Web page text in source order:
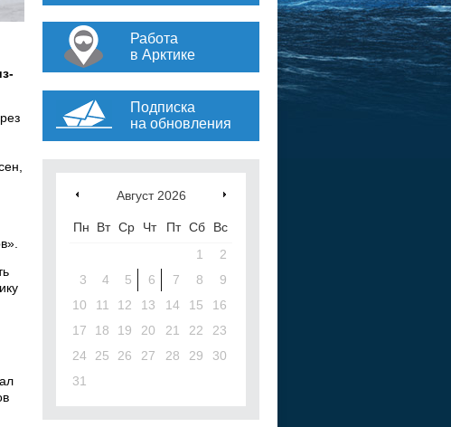
Работа
в Арктике
Подписка
на обновления
Август 2026
Пн Вт Ср Чт Пт Сб
Вс
1
2
3
4 5 6 7 8
9
10
11 12 13 14 15
16
17
18 19 20 21 22
23
24
25 26 27 28 29
30
31